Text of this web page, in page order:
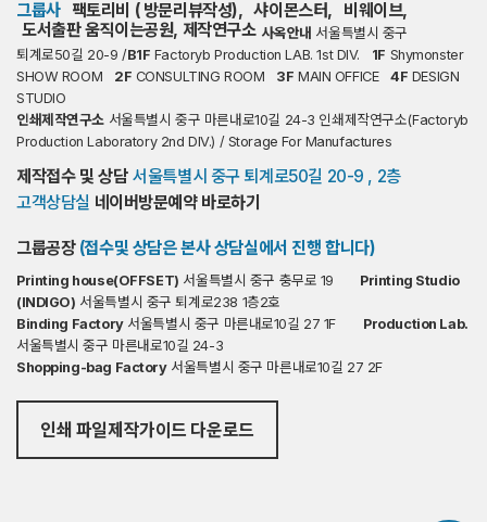
그룹사 팩토리비 (방문리뷰작성), 샤이몬스터,
비웨이브,
도서출판 움직이는공원, 제작연구소 사옥안내 서울특별시 중구
퇴계로50길 20-9 /B1F Factoryb Production LAB. 1st DIV. 1F Shymonster
SHOW ROOM 2F CONSULTING ROOM 3F MAIN OFFICE4F DESIGN
STUDIO
인쇄제작연구소 서울특별시 중구 마른내로10길 24-3 인쇄제작연구소(Factoryb
Production Laboratory 2nd DIV.) / Storage For Manufactures
제작접수 및 상담 서울특별시 중구 퇴계로50길 20-9 , 2층
고객상담실 네이버방문예약 바로하기
그룹공장 (접수및 상담은 본사 상담실에서 진행 합니다)
Printing house(OFFSET) 서울특별시 중구 충무로 19
Printing Studio
(INDIGO) 서울특별시 중구 퇴계로238 1층2호
Binding Factory서울특별시 중구 마른내로10길 27 1F Production Lab.
서울특별시 중구 마른내로10길 24-3
Shopping-bag Factory서울특별시 중구 마른내로10길 27 2F
인쇄 파일제작가이드 다운로드